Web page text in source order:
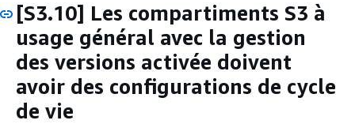
[S3.10] Les compartiments S3 à
usage général avec la gestion
des versions activée doivent
avoir des configurations de cycle
de vie